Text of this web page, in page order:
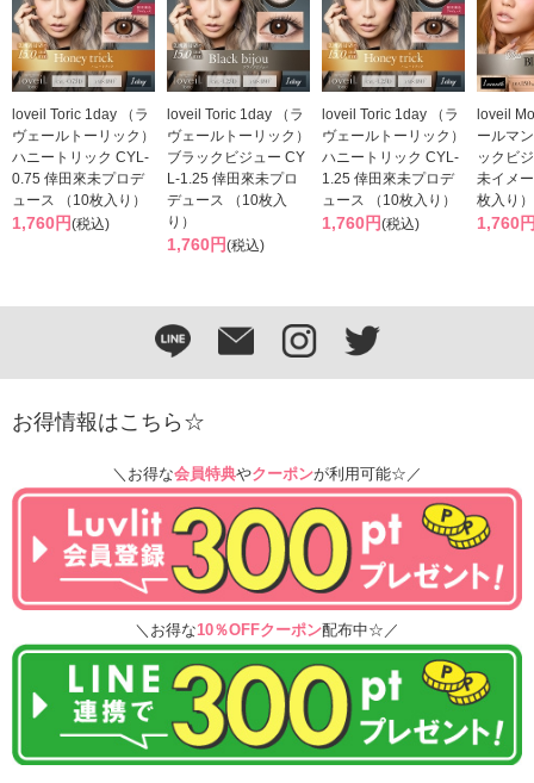
loveil Toric 1day （ラ
ヴェールトーリック）
ハニートリック CYL-
0.75 倖田來未プロデ
ュース （10枚入り）
1,760円(税込)
loveil Toric 1day （ラ
ヴェールトーリック）
ブラックビジュー CY
L-1.25 倖田來未プロ
デュース （10枚入
り）
1,760円(税込)
loveil Toric 1day （ラ
ヴェールトーリック）
ハニートリック CYL-
1.25 倖田來未プロデ
ュース （10枚入り）
1,760円(税込)
loveil
ールマ
ックビ
未イメ
枚入り）
1,760
お得情報はこちら☆
＼お得な会員特典やクーポンが利用可能☆／
＼お得な10％OFFクーポン配布中☆／